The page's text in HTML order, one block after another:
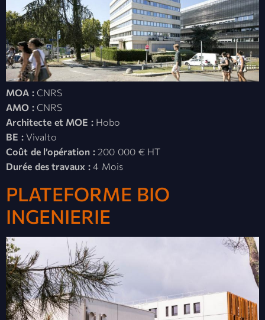
MOA :CNRS
AMO :CNRS
Architecte et MOE :Hobo
BE :Vivalto
Coût de l’opération :200 000 € HT
Durée des travaux :4 Mois
PLATEFORME BIO
INGENIERIE